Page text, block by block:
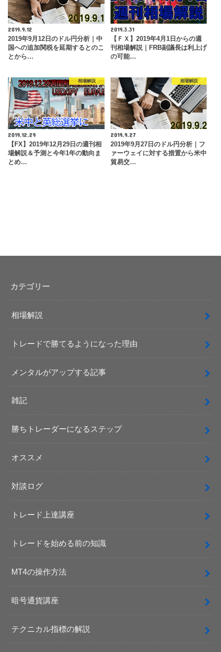
2019.9.12
2019年9月12日のドル円分析｜中
国への追加関税を延期するとのこ
とから…
2019.3.31
【ＦＸ】2019年4月1日からの週
刊相場解説｜FRB副議長は利上げ
の可能…
相場解説
2019.12.29
【FX】2019年12月29日の週刊相
場解説＆予測と今年1年の動向ま
とめ…
相場解説
2019.9.27
2019年9月27日のドル円分析｜フ
ァーウェイに対する措置から米中
貿易交…
カテゴリー
相場解説
トレードで勝てるようになった理由
メンタルがアップする記事
雑記
勝ちトレーダーになるステップ
オススメ
対談ログ
トレード上達講座
トレードを始める前の知識
MT4の操作方法
暗号通貨講座
テクニカル指標の解説